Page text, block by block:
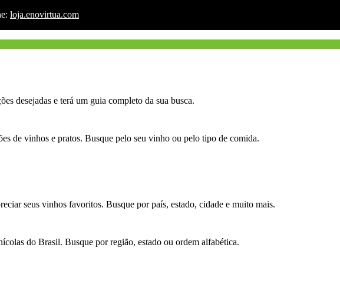
loja.enovirtua.com
desejadas e terá um guia completo da sua busca.
de vinhos e pratos. Busque pelo seu vinho ou pelo tipo de comida.
seus vinhos favoritos. Busque por país, estado, cidade e muito mais.
do Brasil. Busque por região, estado ou ordem alfabética.